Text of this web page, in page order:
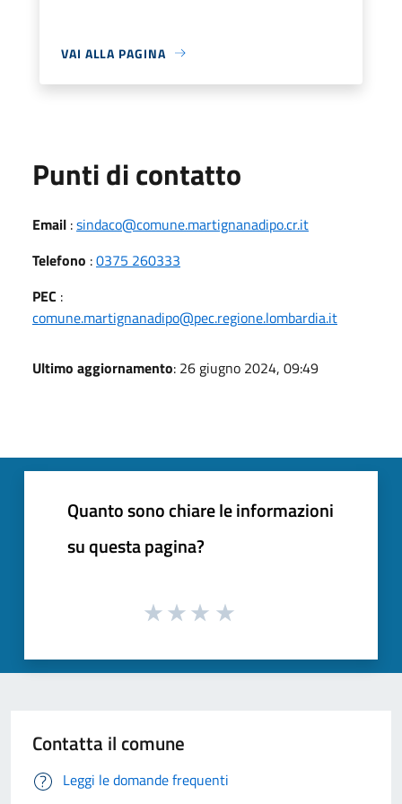
VAI ALLA PAGINA
Punti di contatto
Email :sindaco@comune.martignanadipo.cr.it
Telefono :0375 260333
PEC :
comune.martignanadipo@pec.regione.lombardia.it
Ultimo aggiornamento: 26 giugno 2024, 09:49
Quanto sono chiare le informazioni
su questa pagina?
Contatta il comune
Leggi le domande frequenti